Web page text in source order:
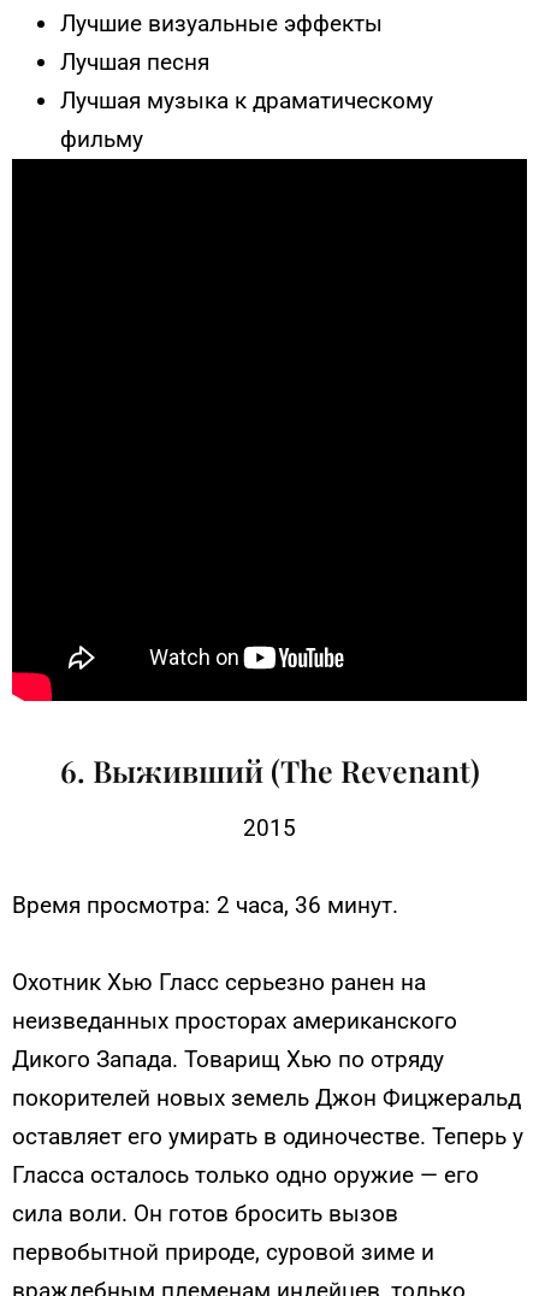
Лучшие визуальные эффекты
Лучшая песня
Лучшая музыка к драматическому
фильму
6. Выживший (The Revenant)
2015
Время просмотра: 2 часа, 36 минут.
Охотник Хью Гласс серьезно ранен на
неизведанных просторах американского
Дикого Запада. Товарищ Хью по отряду
покорителей новых земель Джон Фицжеральд
оставляет его умирать в одиночестве. Теперь у
Гласса осталось только одно оружие — его
сила воли. Он готов бросить вызов
первобытной природе, суровой зиме и
враждебным племенам индейцев, только